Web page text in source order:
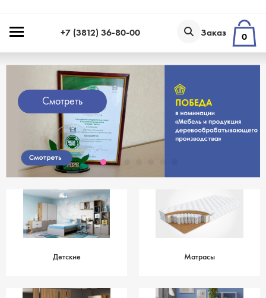
+7 (3812) 36-80-00 Заказ 0
Детские
Смотреть
Матрасы